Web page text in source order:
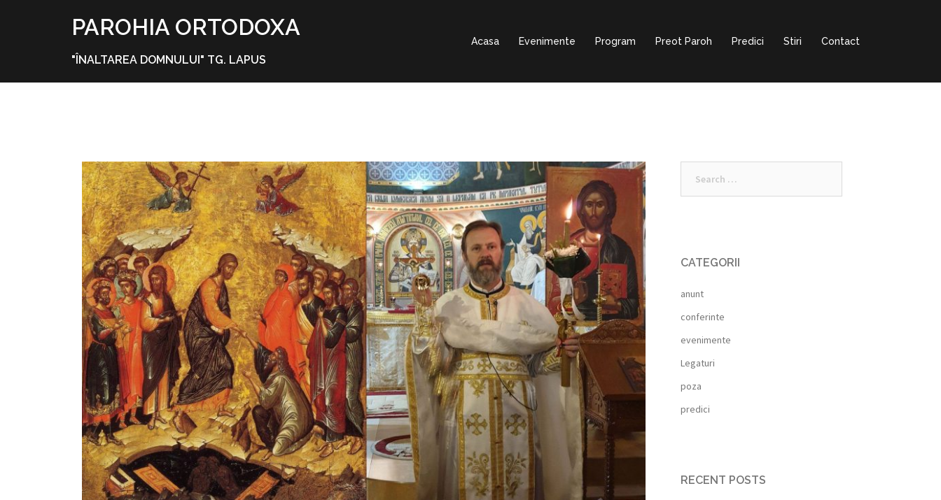
PAROHIA ORTODOXA
"ÎNALTAREA DOMNULUI" TG. LAPUS
Acasa Evenimente Program Preot Paroh Predici Stiri Contact
for:
CATEGORII
anunt
conferinte
evenimente
Legaturi
poza
predici
RECENT POSTS